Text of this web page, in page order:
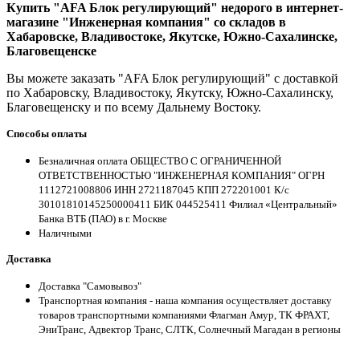
Купить "AFA Блок регулирующий" недорого в интернет-
магазине "Инженерная компания" со складов в
Хабаровске, Владивостоке, Якутске, Южно-Сахалинске,
Благовещенске
Вы можете заказать "AFA Блок регулирующий" с доставкой
по Хабаровску, Владивостоку, Якутску, Южно-Сахалинску,
Благовещенску и по всему Дальнему Востоку.
Способы оплаты
Безналичная оплата ОБЩЕСТВО С ОГРАНИЧЕННОЙ
ОТВЕТСТВЕННОСТЬЮ "ИНЖЕНЕРНАЯ КОМПАНИЯ" ОГРН
1112721008806 ИНН 2721187045 КПП 272201001 К/с
30101810145250000411 БИК 044525411 Филиал «Центральный»
Банка ВТБ (ПАО) в г. Москве
Наличными
Доставка
Доставка "Самовывоз"
Транспортная компания - наша компания осуществляет доставку
товаров транспортными компаниями Флагман Амур, ТК ФРАХТ,
ЭниТранс, Адвектор Транс, СЛТК, Солнечный Магадан в регионы